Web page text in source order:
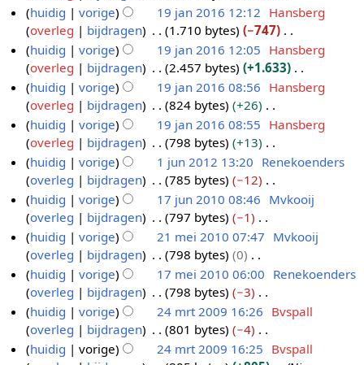
n
g
s
s
a
m
e
n
v
a
t
t
i
n
g
r
k
i
n
g
s
s
a
m
e
n
v
a
t
t
i
n
g
w
e
r
k
i
n
g
s
s
a
m
e
n
v
a
t
t
i
n
g
b
e
w
e
r
k
i
n
g
s
s
a
m
e
n
v
a
t
t
i
e
n
b
e
w
e
r
k
i
n
g
s
s
a
m
e
n
v
a
t
9
a
2
1
G
e
e
n
b
e
w
e
r
k
i
n
g
s
s
a
m
e
n
v
huidig vorige 19 jan 2016 12:12 Hansberg
overleg
bijdragen 1.710 bytes
−747
G
e
e
n
b
e
w
e
r
k
i
n
g
s
s
a
m
e
huidig vorige 19 jan 2016 12:05 Hansberg
overleg
bijdragen 2.457 bytes
+1.633
G
e
e
n
b
e
w
e
r
k
i
n
g
s
s
a
huidig vorige 19 jan 2016 08:56 Hansberg
overleg
bijdragen 824 bytes
+26
G
e
e
n
b
e
w
e
r
k
i
n
g
s
huidig vorige 19 jan 2016 08:55 Hansberg
overleg
bijdragen 798 bytes
+13
G
e
e
n
b
e
w
e
r
k
i
n
n
0
2
huidig vorige 1 jun 2012 13:20 Renekoenders
overleg
bijdragen 785 bytes
−12
G
e
e
n
b
e
w
e
r
k
7
u
2
1
huidig vorige 17 jun 2010 08:46 Mvkooij
overleg
bijdragen 797 bytes
−1
G
e
e
n
b
e
w
e
1
e
2
huidig vorige 21 mei 2010 07:47 Mvkooij
overleg
bijdragen 798 bytes
0
G
e
e
n
b
e
7
e
huidig vorige 17 mei 2010 06:00 Renekoenders
overleg
bijdragen 798 bytes
−3
G
e
e
4
huidig vorige 24 mrt 2009 16:26 Bvspall
overleg
bijdragen 801 bytes
−4
Ghuidig vorige 24 mrt 2009 16:25 Bvspall